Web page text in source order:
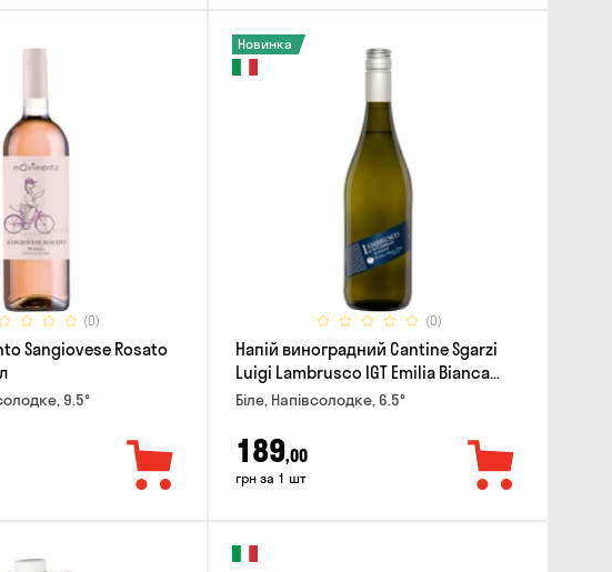
(0)
Sangiovese Rosato
9.5°
(0)
Новинка
Напій виноградний Cantine Sgarzi
Luigi Lambrusco IGT Emilia Bianca
Frizziante 0.75л
Біле, Напівсолодке, 6.5°
189,00
грн за 1 шт